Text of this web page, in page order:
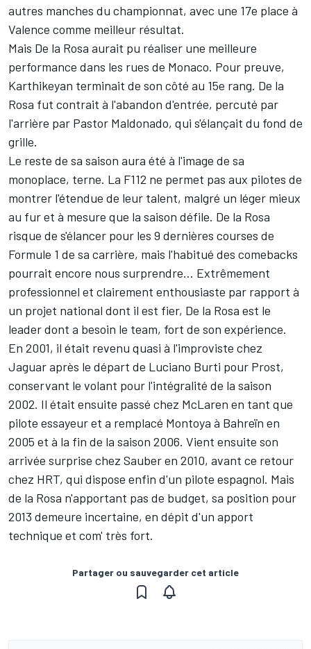
autres manches du championnat, avec une 17e place à
Valence comme meilleur résultat.
Mais De la Rosa aurait pu réaliser une meilleure
performance dans les rues de Monaco. Pour preuve,
Karthikeyan terminait de son côté au 15e rang. De la
Rosa fut contrait à l'abandon d'entrée, percuté par
l'arrière par Pastor Maldonado, qui s'élançait du fond de
grille.
Le reste de sa saison aura été à l'image de sa
monoplace, terne. La F112 ne permet pas aux pilotes de
montrer l'étendue de leur talent, malgré un léger mieux
au fur et à mesure que la saison défile. De la Rosa
risque de s'élancer pour les 9 dernières courses de
Formule 1 de sa carrière, mais l'habitué des comebacks
pourrait encore nous surprendre… Extrêmement
professionnel et clairement enthousiaste par rapport à
un projet national dont il est fier, De la Rosa est le
leader dont a besoin le team, fort de son expérience.
En 2001, il était revenu quasi à l'improviste chez
Jaguar après le départ de Luciano Burti pour Prost,
conservant le volant pour l'intégralité de la saison
2002. Il était ensuite passé chez McLaren en tant que
pilote essayeur et a remplacé Montoya à Bahreïn en
2005 et à la fin de la saison 2006. Vient ensuite son
arrivée surprise chez Sauber en 2010, avant ce retour
chez HRT, qui dispose enfin d'un pilote espagnol. Mais
de la Rosa n'apportant pas de budget, sa position pour
2013 demeure incertaine, en dépit d'un apport
technique et com' très fort.
Partager ou sauvegarder cet article